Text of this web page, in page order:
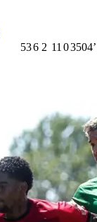
536 2 11 03504ʼ